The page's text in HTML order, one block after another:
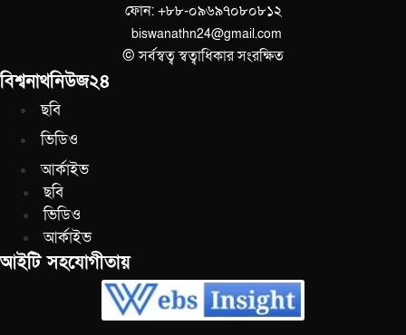
ফোন: +৮৮-০৯৬৯৭০৮০৮১২
biswanathn24@gmail.com
© সর্বস্বত্ব স্বত্বাধিকার সংরক্ষিত
বিশ্বনাথনিউজ২৪
ছবি
ভিডিও
আর্কাইভ
ছবি
ভিডিও
আর্কাইভ
আইটি সহযোগীতায়